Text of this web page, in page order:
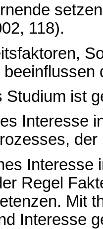
118).
Studium ist
Interesse
Interesse
Regel
Mit
Interesse